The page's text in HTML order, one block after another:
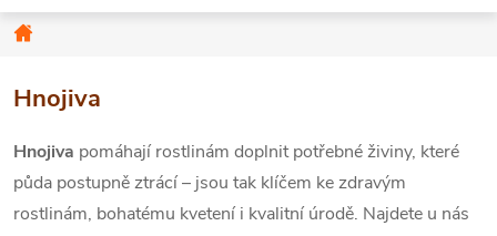
Domů
Hnojiva
Hnojiva pomáhají rostlinám doplnit potřebné živiny, které
půda postupně ztrácí – jsou tak klíčem ke zdravým
rostlinám, bohatému kvetení i kvalitní úrodě. Najdete u nás